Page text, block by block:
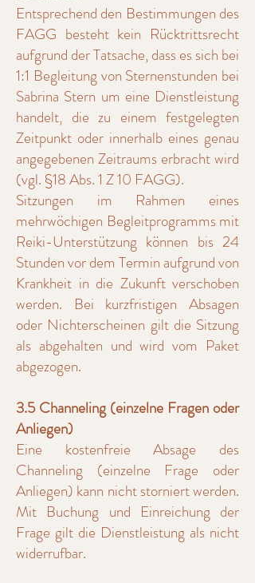
Entsprechend den Bestimmungen des
FAGG besteht kein Rücktrittsrecht
aufgrund der Tatsache, dass es sich bei
1:1 Begleitung von Sternenstunden bei
Sabrina Stern um eine Dienstleistung
handelt, die zu einem festgelegten
Zeitpunkt oder innerhalb eines genau
angegebenen Zeitraums erbracht wird
(vgl. §18 Abs. 1 Z 10 FAGG).
Sitzungen im Rahmen eines
mehrwöchigen Begleitprogramms mit
Reiki-Unterstützung können bis 24
Stunden vor dem Termin aufgrund von
Krankheit in die Zukunft verschoben
werden. Bei kurzfristigen Absagen
oder Nichterscheinen gilt die Sitzung
als abgehalten und wird vom Paket
abgezogen.
3.5 Channeling (einzelne Fragen oder
Anliegen)
Eine kostenfreie Absage des
Channeling (einzelne Frage oder
Anliegen) kann nicht storniert werden.
Mit Buchung und Einreichung der
Frage gilt die Dienstleistung als nicht
widerrufbar.